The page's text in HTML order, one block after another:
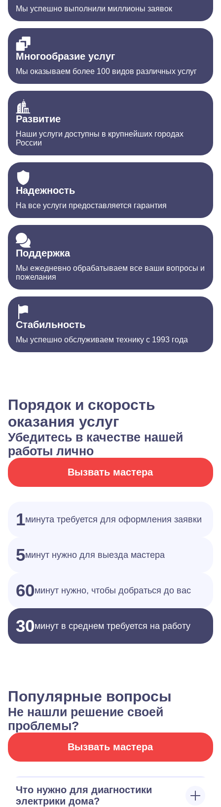
Мы успешно выполнили миллионы заявок
Многообразие услуг
Мы оказываем более 100 видов различных услуг
Развитие
Наши услуги доступны в крупнейших городах
России
Надежность
На все услуги предоставляется гарантия
Поддержка
Мы ежедневно обрабатываем все ваши вопросы и
пожелания
Стабильность
Мы успешно обслуживаем технику с 1993 года
Порядок и скорость
оказания услуг
Убедитесь в качестве нашей
работы лично
Вызвать мастера
1минута требуется для оформления заявки
5минут нужно для выезда мастера
60минут нужно, чтобы добраться до вас
30минут в среднем требуется на работу
Популярные вопросы
Не нашли решение своей
проблемы?
Вызвать мастера
Что нужно для диагностики
электрики дома?